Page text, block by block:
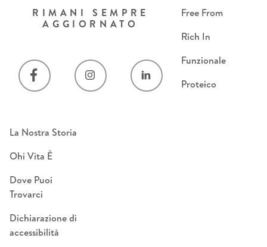
Free From
Rich In
Funzionale
Proteico
La Nostra Storia
Ohi Vita È
Dove Puoi
Trovarci
Dichiarazione di
accessibilità
RIMANI SEMPRE
AGGIORNATO